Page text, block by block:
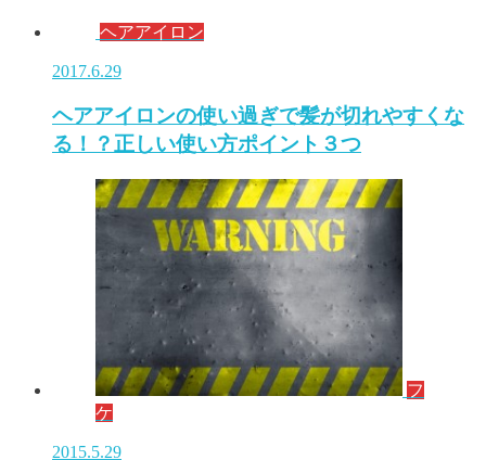
ヘアアイロン
2017.6.29
ヘアアイロンの使い過ぎで髪が切れやすくな
る！？正しい使い方ポイント３つ
フ
ケ
2015.5.29